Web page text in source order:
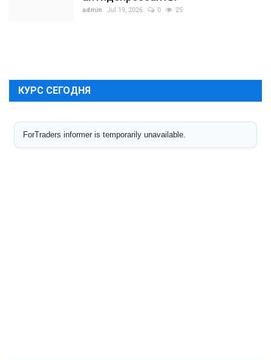
admin Jul 19, 2026 0 25
КУРС СЕГОДНЯ